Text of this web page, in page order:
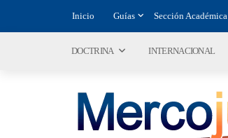
Inicio Guías Sección Académica
DOCTRINA INTERNACIONAL